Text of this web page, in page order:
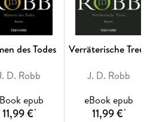
Mordfälle in einem
überzeugt mit Cleverness, Mut
des Todes
D. Robb
epub
11,99 €*
Verräterische
J. D. Robb
eBook epub
11,99 €*